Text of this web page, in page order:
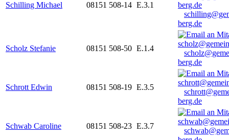
Schilling Michael 08151 508-14 E.3.1
berg.de
Scholz Stefanie 08151 508-50 E.1.4
berg.de
Schrott Edwin 08151 508-19 E.3.5
berg.de
Schwab Caroline 08151 508-23 E.3.7